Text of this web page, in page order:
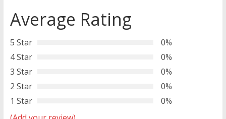
Average Rating
5 Star
0%
4 Star
0%
3 Star
0%
2 Star
0%
1 Star
0%